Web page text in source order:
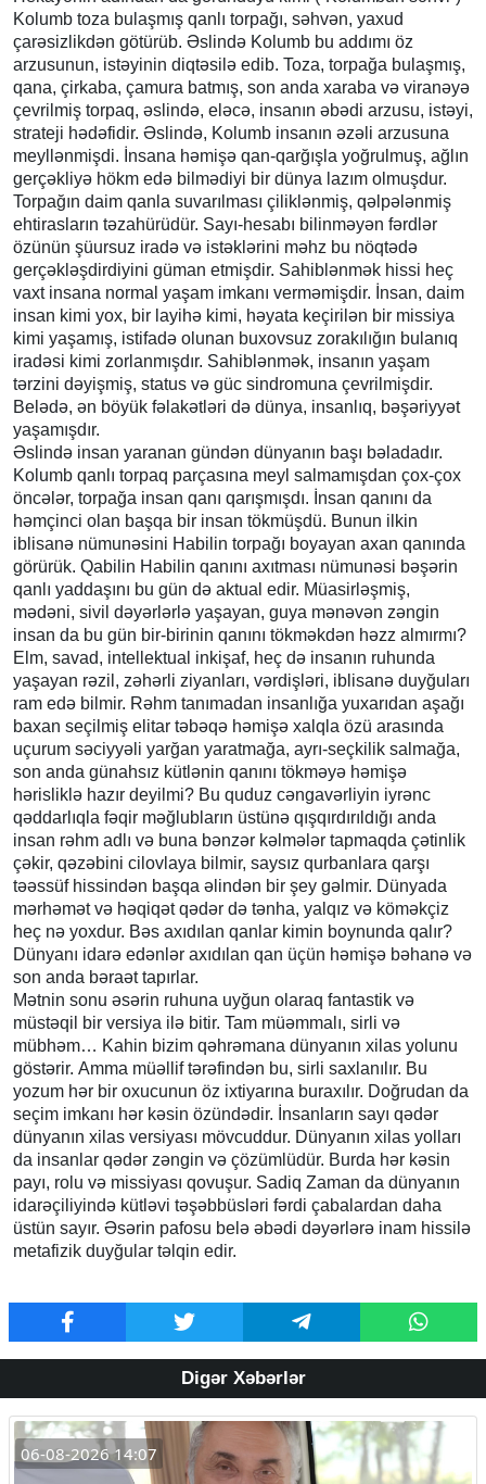
Kolumb toza bulaşmış qanlı torpağı, səhvən, yaxud
çarəsizlikdən götürüb. Əslində Kolumb bu addımı öz
arzusunun, istəyinin diqtəsilə edib. Toza, torpağa bulaşmış,
qana, çirkaba, çamura batmış, son anda xaraba və viranəyə
çevrilmiş torpaq, əslində, eləcə, insanın əbədi arzusu, istəyi,
strateji hədəfidir. Əslində, Kolumb insanın əzəli arzusuna
meyllənmişdi. İnsana həmişə qan-qarğışla yoğrulmuş, ağlın
gerçəkliyə hökm edə bilmədiyi bir dünya lazım olmuşdur.
Torpağın daim qanla suvarılması çiliklənmiş, qəlpələnmiş
ehtirasların təzahürüdür. Sayı-hesabı bilinməyən fərdlər
özünün şüursuz iradə və istəklərini məhz bu nöqtədə
gerçəkləşdirdiyini güman etmişdir. Sahiblənmək hissi heç
vaxt insana normal yaşam imkanı verməmişdir. İnsan, daim
insan kimi yox, bir layihə kimi, həyata keçirilən bir missiya
kimi yaşamış, istifadə olunan buxovsuz zorakılığın bulanıq
iradəsi kimi zorlanmışdır. Sahiblənmək, insanın yaşam
tərzini dəyişmiş, status və güc sindromuna çevril­mişdir.
Belədə, ən böyük fəlakətləri də dünya, insanlıq, bəşəriyyət
yaşamışdır.
Əslində insan yaranan gündən dünyanın başı bəladadır.
Kolumb qanlı torpaq parçasına meyl salmamışdan çox-çox
öncələr, torpağa insan qanı qarışmışdı. İnsan qanını da
həmçinci olan başqa bir insan tökmüşdü. Bunun ilkin
iblisanə nümunəsini Habilin torpağı boyayan axan qanında
görürük. Qabilin Habilin qanını axıtması nümunəsi bəşərin
qanlı yaddaşını bu gün də aktual edir. Müasirləşmiş,
mədəni, sivil dəyərlərlə yaşayan, guya mənəvən zəngin
insan da bu gün bir-birinin qanını tökməkdən həzz almırmı?
Elm, savad, intellektual inkişaf, heç də insanın ruhunda
yaşayan rəzil, zəhərli ziyanları, vərdişləri, iblisanə duyğuları
ram edə bilmir. Rəhm tanımadan insanlığa yuxarıdan aşağı
baxan seçilmiş elitar təbəqə həmişə xalqla özü arasında
uçurum səciyyəli yarğan yaratmağa, ayrı-seçkilik salmağa,
son anda günahsız kütlənin qanını tökməyə həmişə
hərisliklə hazır deyilmi? Bu quduz cəngavərliyin iyrənc
qəddarlıqla fəqir məğlubların üstünə qışqırdırıldığı anda
insan rəhm adlı və buna bənzər kəlmələr tapmaqda çətinlik
çəkir, qəzəbini cilovlaya bilmir, saysız qurbanlara qarşı
təəssüf hissindən başqa əlindən bir şey gəlmir. Dünyada
mərhəmət və həqiqət qədər də tənha, yalqız və köməkçiz
heç nə yoxdur. Bəs axıdılan qanlar kimin boynunda qalır?
Dünyanı idarə edənlər axıdılan qan üçün həmişə bəhanə və
son anda bəraət tapırlar.
Mətnin sonu əsərin ruhuna uyğun olaraq fantastik və
müstəqil bir versiya ilə bitir. Tam müəmmalı, sirli və
mübhəm… Kahin bizim qəhrəmana dünyanın xilas yolunu
göstərir. Amma müəllif tərəfindən bu, sirli saxlanılır. Bu
yozum hər bir oxucunun öz ixtiyarına buraxılır. Doğrudan da
seçim imkanı hər kəsin özündədir. İnsanların sayı qədər
dünyanın xilas versiyası mövcuddur. Dünyanın xilas yolları
da insanlar qədər zəngin və çözümlüdür. Burda hər kəsin
payı, rolu və missiyası qovuşur. Sadiq Zaman da dünyanın
idarəçiliyində kütləvi təşəbbüsləri fərdi çabalardan daha
üstün sayır. Əsərin pafosu belə əbədi dəyərlərə inam hissilə
metafizik duyğular təlqin edir.
Digər Xəbərlər
06-08-2026 14:07